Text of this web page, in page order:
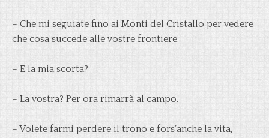
– Che mi seguiate fino ai Monti del Cristallo per vedere
che cosa succede alle vostre frontiere.
– E la mia scorta?
– La vostra? Per ora rimarrà al campo.
– Volete farmi perdere il trono e fors’anche la vita,